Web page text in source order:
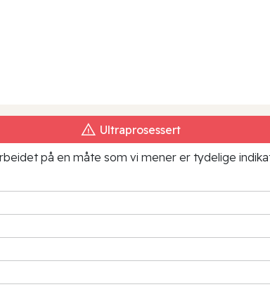
Ultraprosessert
på en måte som vi mener er tydelige